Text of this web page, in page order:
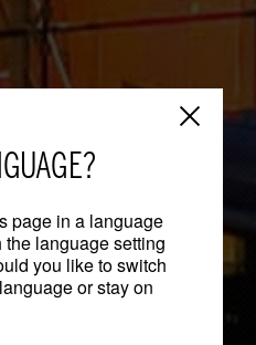
page in a language
language setting
you like to switch
or stay on